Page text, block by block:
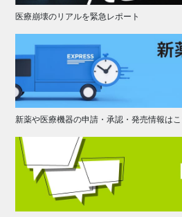
医療崩壊のリアルを緊急レポート
新薬や医療機器の申請・承認・発売情報はこ